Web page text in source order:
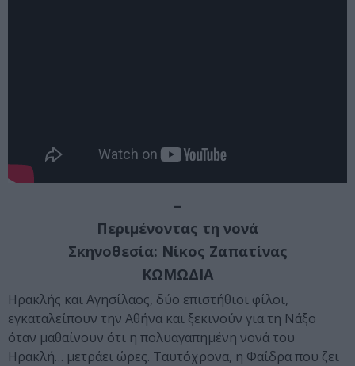
–
Περιμένοντας τη νονά
Σκηνοθεσία: Νίκος Ζαπατίνας
ΚΩΜΩΔΙΑ
Ηρακλής και Αγησίλαος, δύο επιστήθιοι φίλοι,
εγκαταλείπουν την Αθήνα και ξεκινούν για τη Νάξο
όταν μαθαίνουν ότι η πολυαγαπημένη νονά του
Ηρακλή… μετράει ώρες. Ταυτόχρονα, η Φαίδρα που ζει